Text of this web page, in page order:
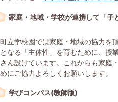
家庭・地域・学校が連携して「子
町立学校園では家庭・地域の協力を
となる「主体性」を育むために、授
さん設けています。これからも家庭
めにご協力よろしくお願いします。
学びコンパス(教師版)